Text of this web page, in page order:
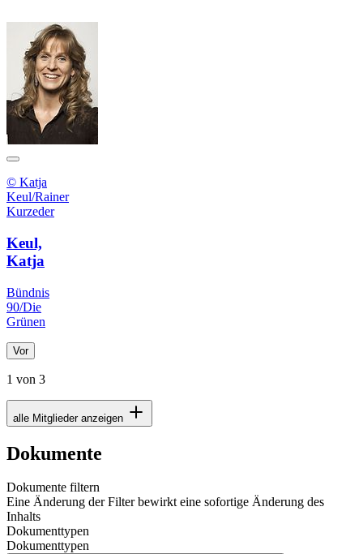
© Katja
Keul/Rainer
Kurzeder
Keul,
Katja
Bündnis
90/Die
Grünen
Vor
1 von 3
alle Mitglieder anzeigen
Dokumente
Dokumente filtern
Eine Änderung der Filter bewirkt eine sofortige Änderung des
Inhalts
Dokumenttypen
Dokumenttypen